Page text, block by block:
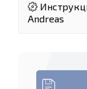
Andreas